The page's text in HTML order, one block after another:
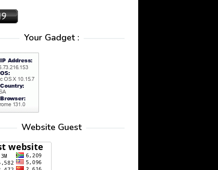
Your Gadget :
Website Guest